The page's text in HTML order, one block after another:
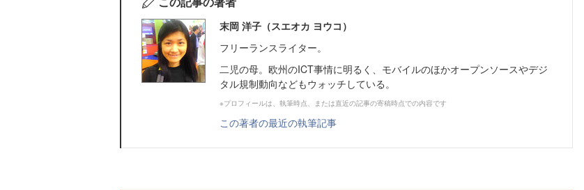
末岡 洋子（スエオカ ヨウコ）
フリーランスライター。
二児の母。欧州のICT事情に明るく、モバイルのほかオープンソースやデジ
タル規制動向などもウォッチしている。
※プロフィールは、執筆時点、または直近の記事の寄稿時点での内容です
この著者の最近の執筆記事